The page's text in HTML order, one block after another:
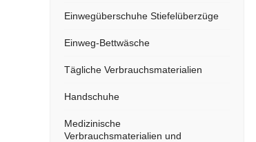
Einwegüberschuhe Stiefelüberzüge
Einweg-Bettwäsche
Tägliche Verbrauchsmaterialien
Handschuhe
Medizinische
Verbrauchsmaterialien und